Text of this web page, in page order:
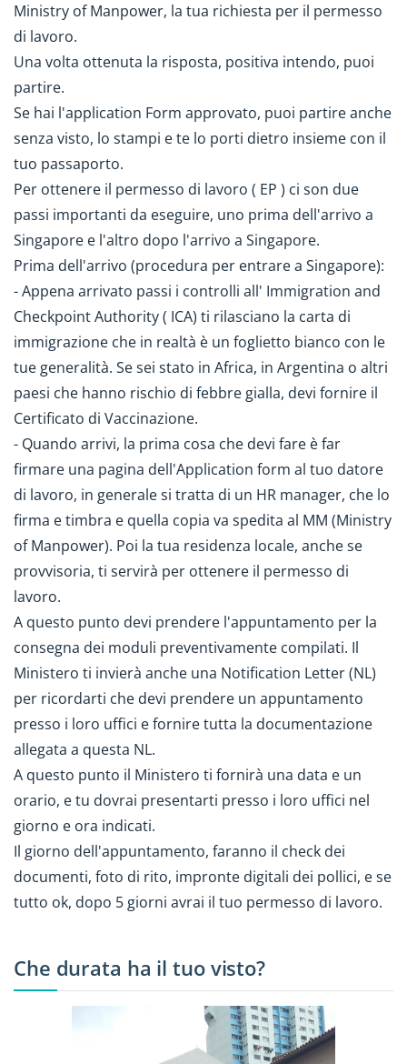
Ministry of Manpower, la tua richiesta per il permesso
di lavoro.
Una volta ottenuta la risposta, positiva intendo, puoi
partire.
Se hai l'application Form approvato, puoi partire anche
senza visto, lo stampi e te lo porti dietro insieme con il
tuo passaporto.
Per ottenere il permesso di lavoro ( EP ) ci son due
passi importanti da eseguire, uno prima dell'arrivo a
Singapore e l'altro dopo l'arrivo a Singapore.
Prima dell'arrivo (procedura per entrare a Singapore):
- Appena arrivato passi i controlli all' Immigration and
Checkpoint Authority ( ICA) ti rilasciano la carta di
immigrazione che in realtà è un foglietto bianco con le
tue generalità. Se sei stato in Africa, in Argentina o altri
paesi che hanno rischio di febbre gialla, devi fornire il
Certificato di Vaccinazione.
- Quando arrivi, la prima cosa che devi fare è far
firmare una pagina dell'Application form al tuo datore
di lavoro, in generale si tratta di un HR manager, che lo
firma e timbra e quella copia va spedita al MM (Ministry
of Manpower). Poi la tua residenza locale, anche se
provvisoria, ti servirà per ottenere il permesso di
lavoro.
A questo punto devi prendere l'appuntamento per la
consegna dei moduli preventivamente compilati. Il
Ministero ti invierà anche una Notification Letter (NL)
per ricordarti che devi prendere un appuntamento
presso i loro uffici e fornire tutta la documentazione
allegata a questa NL.
A questo punto il Ministero ti fornirà una data e un
orario, e tu dovrai presentarti presso i loro uffici nel
giorno e ora indicati.
Il giorno dell'appuntamento, faranno il check dei
documenti, foto di rito, impronte digitali dei pollici, e se
tutto ok, dopo 5 giorni avrai il tuo permesso di lavoro.
Che durata ha il tuo visto?